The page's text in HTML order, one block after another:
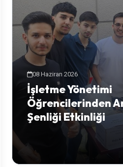
08 Haziran 2026
İşletme Yönetimi
Öğrencilerinden
Şenliği Etkinliği